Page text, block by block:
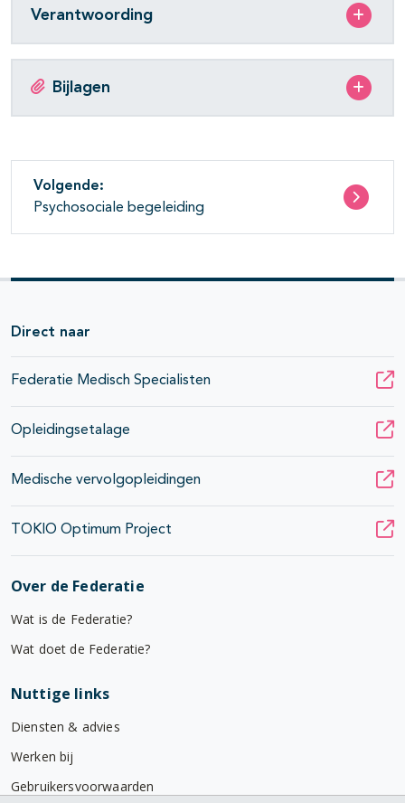
Verantwoording
Bijlagen
Volgende:
Psychosociale begeleiding
Direct naar
Federatie Medisch Specialisten
Opleidingsetalage
Medische vervolgopleidingen
TOKIO Optimum Project
Over de Federatie
Wat is de Federatie?
Wat doet de Federatie?
Nuttige links
Diensten & advies
Werken bij
Gebruikersvoorwaarden